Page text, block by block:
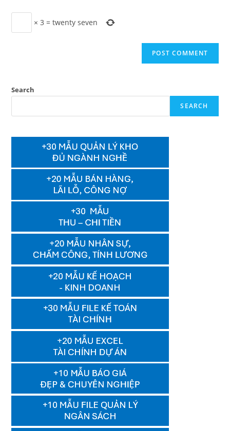
×3 =twenty seven
Search
SEARCH